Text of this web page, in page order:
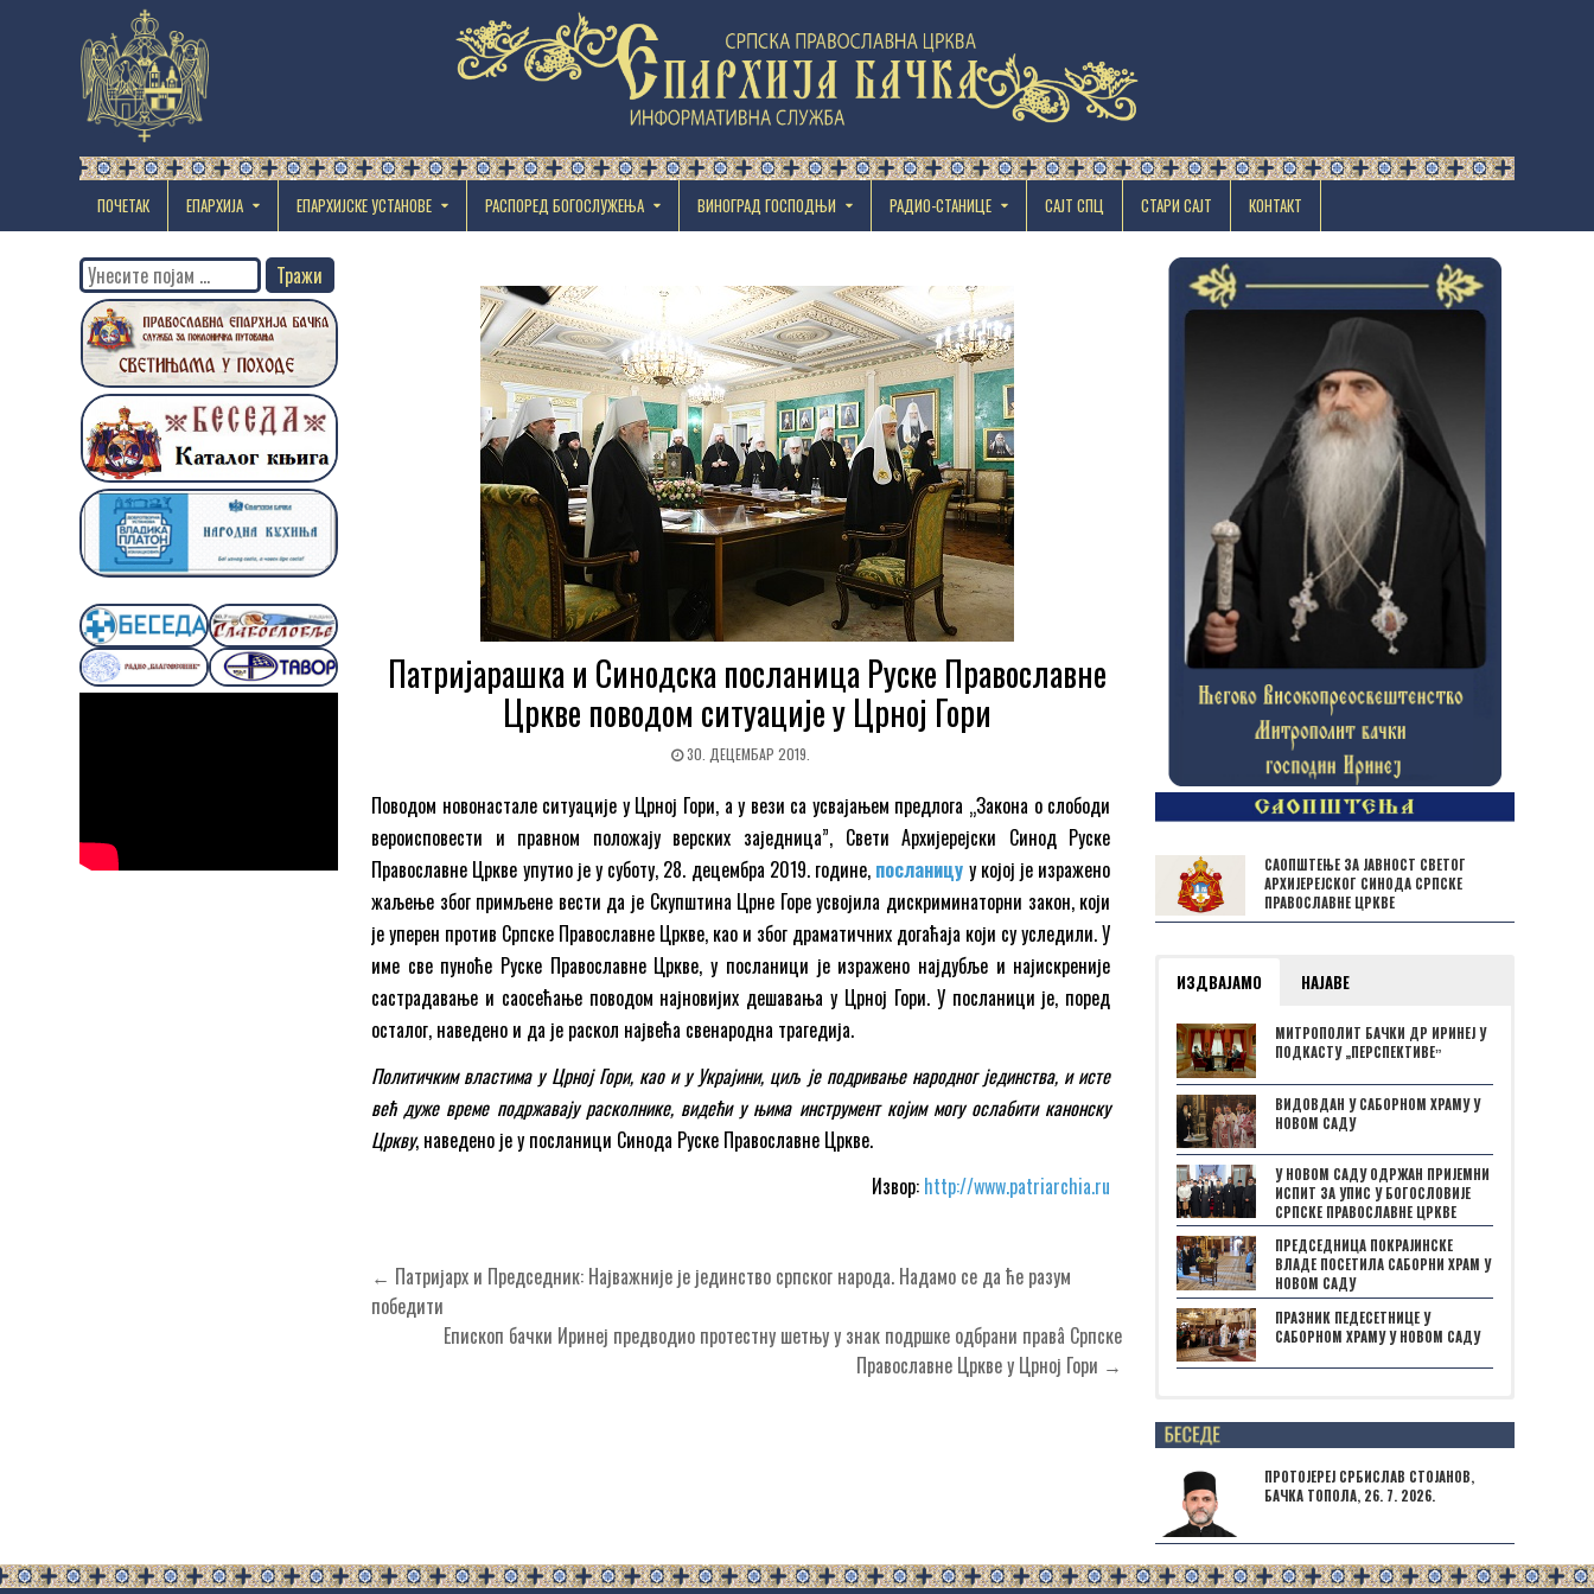
ПОЧЕТАК ЕПАРХИЈА EПАРХИЈСКЕ УСТАНОВЕ РАСПОРЕД БОГОСЛУЖЕЊА ВИНОГРАД ГОСПОДЊИ РАДИО-СТАНИЦЕ САЈТ СПЦ СТАРИ САЈТ КОНТАКТ
Патријарашка и Синодска посланица Руске Православне
Цркве поводом ситуације у Црној Гори
30. ДЕЦЕМБАР 2019.
Поводом новонастале ситуације у Црној Гори, а у вези са усвајањем предлога „Закона о слободи
вероисповести и правном положају верских заједница”, Свети Архијерејски Синод Руске
Православне Цркве упутио је у суботу, 28. децембра 2019. године, посланицу у којој је изражено
жаљење због примљене вести да је Скупштина Црне Горе усвојила дискриминаторни закон, који
је уперен против Српске Православне Цркве, као и због драматичних догаћаја који су уследили. У
име све пуноће Руске Православне Цркве, у посланици је изражено најдубље и најискреније
састрадавање и саосећање поводом најновијих дешавања у Црној Гори. У посланици је, поред
осталог, наведено и да је раскол највећа свенародна трагедија.
Политичким властима у Црној Гори, као и у Украјини, циљ је подривање народног јединства, и исте
већ дуже време подржавају расколнике, видећи у њима инструмент којим могу ослабити канонску
Цркву, наведено је у посланици Синода Руске Православне Цркве.
Извор: http://www.patriarchia.ru
Кретање
чланка
← Патријарх и Председник: Најважније је јединство српског народа. Надамо се да ће разум
победити
Епископ бачки Иринеј предводио протестну шетњу у знак подршке одбрани правâ Српске
Православне Цркве у Црној Гори →
Search
for:
САОПШТЕЊЕ ЗА ЈАВНОСТ СВЕТОГ
АРХИЈЕРЕЈСКОГ СИНОДА СРПСКЕ
ПРАВОСЛАВНЕ ЦРКВЕ
ИЗДВАЈАМО НАЈАВЕ
МИТРОПОЛИТ БАЧКИ ДР ИРИНЕЈ У
ПОДКАСТУ „ПЕРСПЕКТИВЕˮ
ВИДОВДАН У САБОРНОМ ХРАМУ У
НОВОМ САДУ
У НОВОМ САДУ ОДРЖАН ПРИЈЕМНИ
ИСПИТ ЗА УПИС У БОГОСЛОВИЈЕ
СРПСКЕ ПРАВОСЛАВНЕ ЦРКВЕ
ПРЕДСЕДНИЦА ПОКРАЈИНСКЕ
ВЛАДЕ ПОСЕТИЛА САБОРНИ ХРАМ У
НОВОМ САДУ
ПРАЗНИК ПЕДЕСЕТНИЦЕ У
САБОРНОМ ХРАМУ У НОВОМ САДУ
Posts not found
ПРОТОЈЕРЕЈ СРБИСЛАВ СТОЈАНОВ,
БАЧКА ТОПОЛА, 26. 7. 2026.